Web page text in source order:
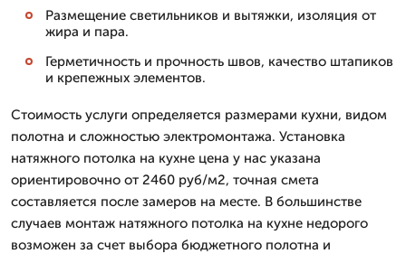
Размещение светильников и вытяжки, изоляция от
жира и пара.
Герметичность и прочность швов, качество штапиков
и крепежных элементов.
Стоимость услуги определяется размерами кухни, видом
полотна и сложностью электромонтажа. Установка
натяжного потолка на кухне цена у нас указана
ориентировочно от 2460 руб/м2, точная смета
составляется после замеров на месте. В большинстве
случаев монтаж натяжного потолка на кухне недорого
возможен за счет выбора бюджетного полотна и